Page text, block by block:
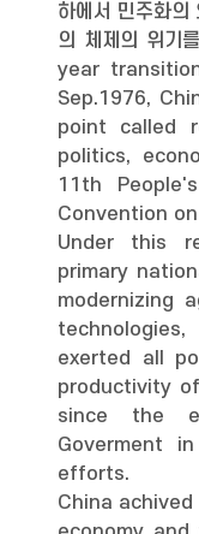
하에서 민주화의
의 체제의 위기
year
Sep.1976,
point called
politics,
11th
Convention
Under this
primary
modernizing
exerted all
productivity
since the
Goverment
efforts.
China